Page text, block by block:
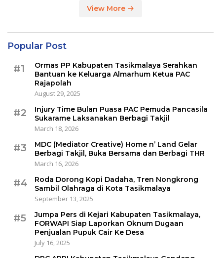
View More
Popular Post
#1
Ormas PP Kabupaten Tasikmalaya Serahkan
Bantuan ke Keluarga Almarhum Ketua PAC
Rajapolah
August 29, 2025
#2
Injury Time Bulan Puasa PAC Pemuda Pancasila
Sukarame Laksanakan Berbagi Takjil
March 18, 2026
#3
MDC (Mediator Creative) Home n’ Land Gelar
Berbagi Takjil, Buka Bersama dan Berbagi THR
March 16, 2026
#4
Roda Dorong Kopi Dadaha, Tren Nongkrong
Sambil Olahraga di Kota Tasikmalaya
September 13, 2025
#5
Jumpa Pers di Kejari Kabupaten Tasikmalaya,
FORWAPI Siap Laporkan Oknum Dugaan
Penjualan Pupuk Cair Ke Desa
July 16, 2025